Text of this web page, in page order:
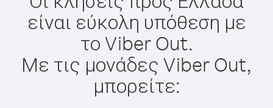
είναι εύκολη υπόθεση με
το Viber Out.
Με τις μονάδες Viber Out,
μπορείτε: